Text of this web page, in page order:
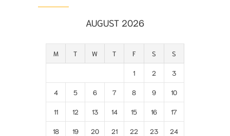
AUGUST 2026
M T W T F S S
1 2 3
4 5 6 7 8 9 10
11 12 13 14 15 16 17
18 19 20 21 22 23 24